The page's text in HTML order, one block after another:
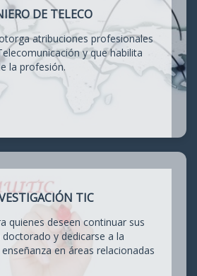
DE TELECO
atribuciones profesionales
y que habilita
la profesión.
TIC
quienes deseen continuar sus
y dedicarse a la
en áreas relacionadas